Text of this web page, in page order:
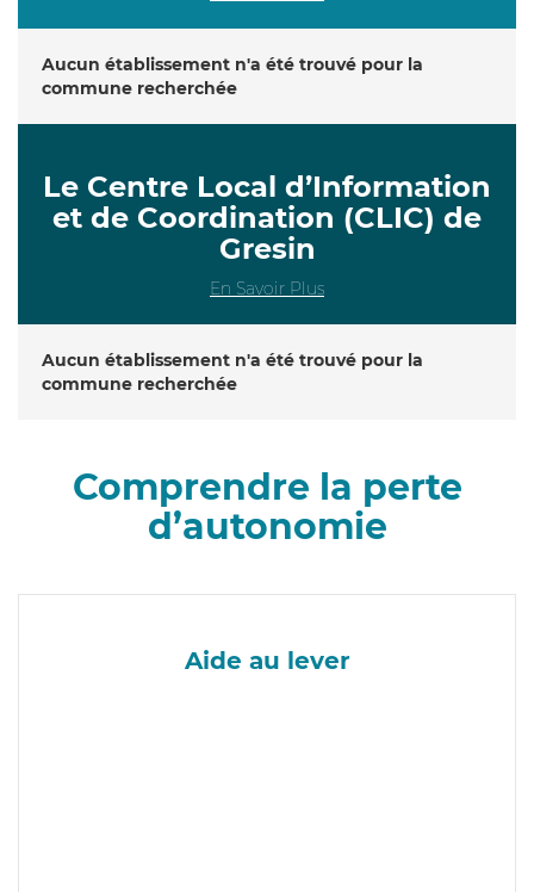
Aucun établissement n'a été trouvé pour la
commune recherchée
Le Centre Local d’Information
et de Coordination (CLIC) de
Gresin
En Savoir Plus
Aucun établissement n'a été trouvé pour la
commune recherchée
Comprendre la perte
d’autonomie
Aide au lever